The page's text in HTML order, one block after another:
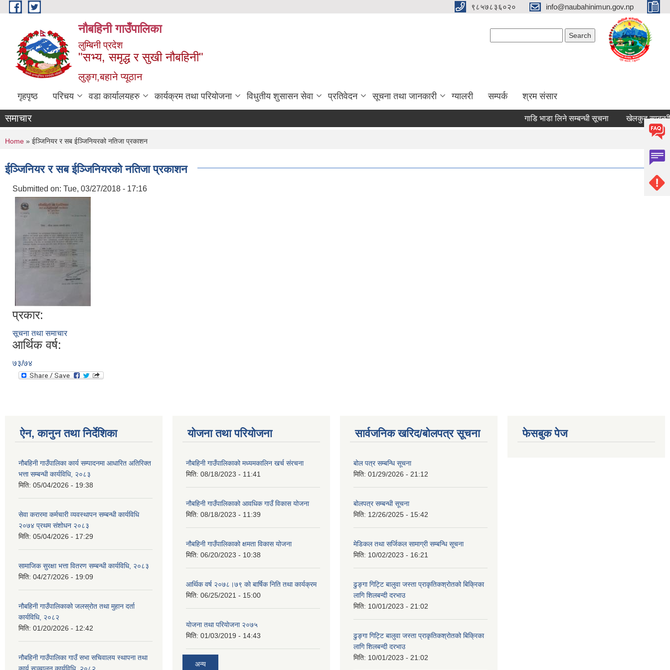
Skip to main content ९८५७८३६०२० info@naubahinimun.gov.np
नौबहिनी गाउँपालिका
लुम्बिनी प्रदेश
"सभ्य, समृद्ध र सुखी नौबहिनी"
लुङ्ग,बहाने प्यूठान
गृहपृष्ठ परिचय वडा कार्यालयहरु कार्यक्रम तथा परियोजना विधुतीय शुसासन सेवा प्रतिवेदन सूचना तथा जानकारी ग्यालरी सम्पर्क श्रम संसार
समाचार गाडि भाडा लिने सम्बन्धी सूचना खेलकुद सम्बन्धी
You are here
Home » ईञ्जिनियर र सब ईञ्जिनियरको नतिजा प्रकाशन
ईञ्जिनियर र सब ईञ्जिनियरको नतिजा प्रकाशन
Submitted on: Tue, 03/27/2018 - 17:16
प्रकार:
सूचना तथा समाचार
आर्थिक वर्ष:
७३/७४
ऐन, कानुन तथा निर्देशिका
नौबहिनी गाउँपालिका कार्य सम्पादनमा आधारित अतिरिक्त
भत्ता सम्बन्धी कार्यविधि, २०८३
मिति: 05/04/2026 - 19:38
सेवा करारमा कर्मचारी व्यवस्थापन सम्बन्धी कार्यविधि
२०७४ प्रथम संशोधन २०८३
मिति: 05/04/2026 - 17:29
सामाजिक सुरक्षा भत्ता वितरण सम्बन्धी कार्यविधि, २०८३
मिति: 04/27/2026 - 19:09
नौबहिनी गाउँपालिकाको जलस्रोत तथा मुहान दर्ता
कार्यविधि, २०८२
मिति: 01/20/2026 - 12:42
नौबहिनी गाउँपालिका गाउँ सभा सचिवालय स्थापना तथा
योजना तथा परियोजना
नौबहिनी गाउँपालिकाको मध्यमकालिन खर्च संरचना
मिति: 08/18/2023 - 11:41
नौबहिनी गाउँपालिकाको आवधिक गाउँ विकास योजना
मिति: 08/18/2023 - 11:39
नौबहिनी गाउँपालिकाको क्षमता विकास योजना
मिति: 06/20/2023 - 10:38
आर्थिक वर्ष २०७८।७९ काे बार्षिक निति तथा कार्यक्रम
मिति: 06/25/2021 - 15:00
याेजना तथा परियाेजना २०७५
मिति: 01/03/2019 - 14:43
अन्य
सार्वजनिक खरिद/बोलपत्र सूचना
बोल पत्र सम्बन्धि सूचना
मिति: 01/29/2026 - 21:12
बोलपत्र सम्बन्धी सूचना
मिति: 12/26/2025 - 15:42
मेडिकल तथा सर्जिकल सामाग्री सम्बन्धि सूचना
मिति: 10/02/2023 - 16:21
ढुङ्गा गिट्टि बालुवा जस्ता प्राकृतिकश्रोतको बिक्रिका
लागि शिलबन्दी दरभाउ
मिति: 10/01/2023 - 21:02
ढुङ्गा गिट्टि बालुवा जस्ता प्राकृतिकश्रोतको बिक्रिका
लागि शिलबन्दी दरभाउ
मिति: 10/01/2023 - 21:02
फेसबुक पेज